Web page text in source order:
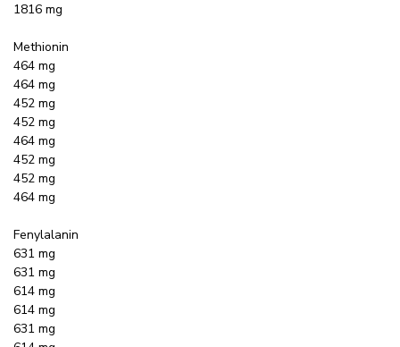
1816 mg
Methionin
464 mg
464 mg
452 mg
452 mg
464 mg
452 mg
452 mg
464 mg
Fenylalanin
631 mg
631 mg
614 mg
614 mg
631 mg